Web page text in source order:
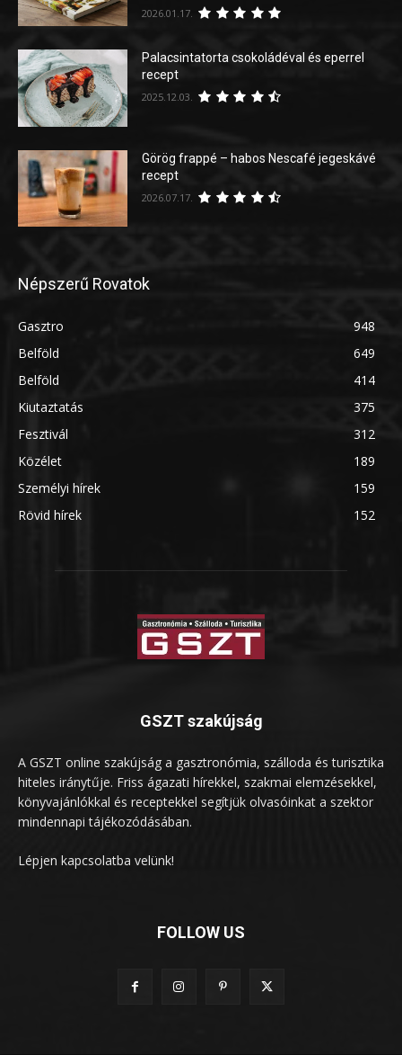
2026.01.17.
Palacsintatorta csokoládéval és eperrel
recept
2025.12.03.
Görög frappé – habos Nescafé jegeskávé
recept
2026.07.17.
Népszerű Rovatok
Gasztro
948
Belföld
649
Belföld
414
Kiutaztatás
375
Fesztivál
312
Közélet
189
Személyi hírek
159
Rövid hírek
152
GSZT szakújság
A GSZT online szakújság a gasztronómia, szálloda és turisztika
hiteles iránytűje. Friss ágazati hírekkel, szakmai elemzésekkel,
könyvajánlókkal és receptekkel segítjük olvasóinkat a szektor
mindennapi tájékozódásában.
Lépjen kapcsolatba velünk!
FOLLOW US